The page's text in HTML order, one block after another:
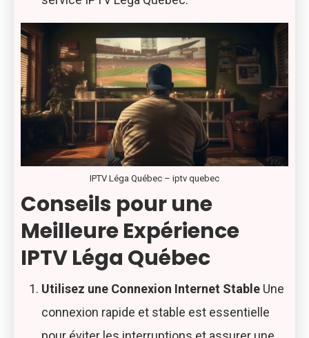
IPTV Léga Québec – iptv quebec
Conseils pour une
Meilleure Expérience
IPTV Léga Québec
Utilisez une Connexion Internet Stable Une
connexion rapide et stable est essentielle